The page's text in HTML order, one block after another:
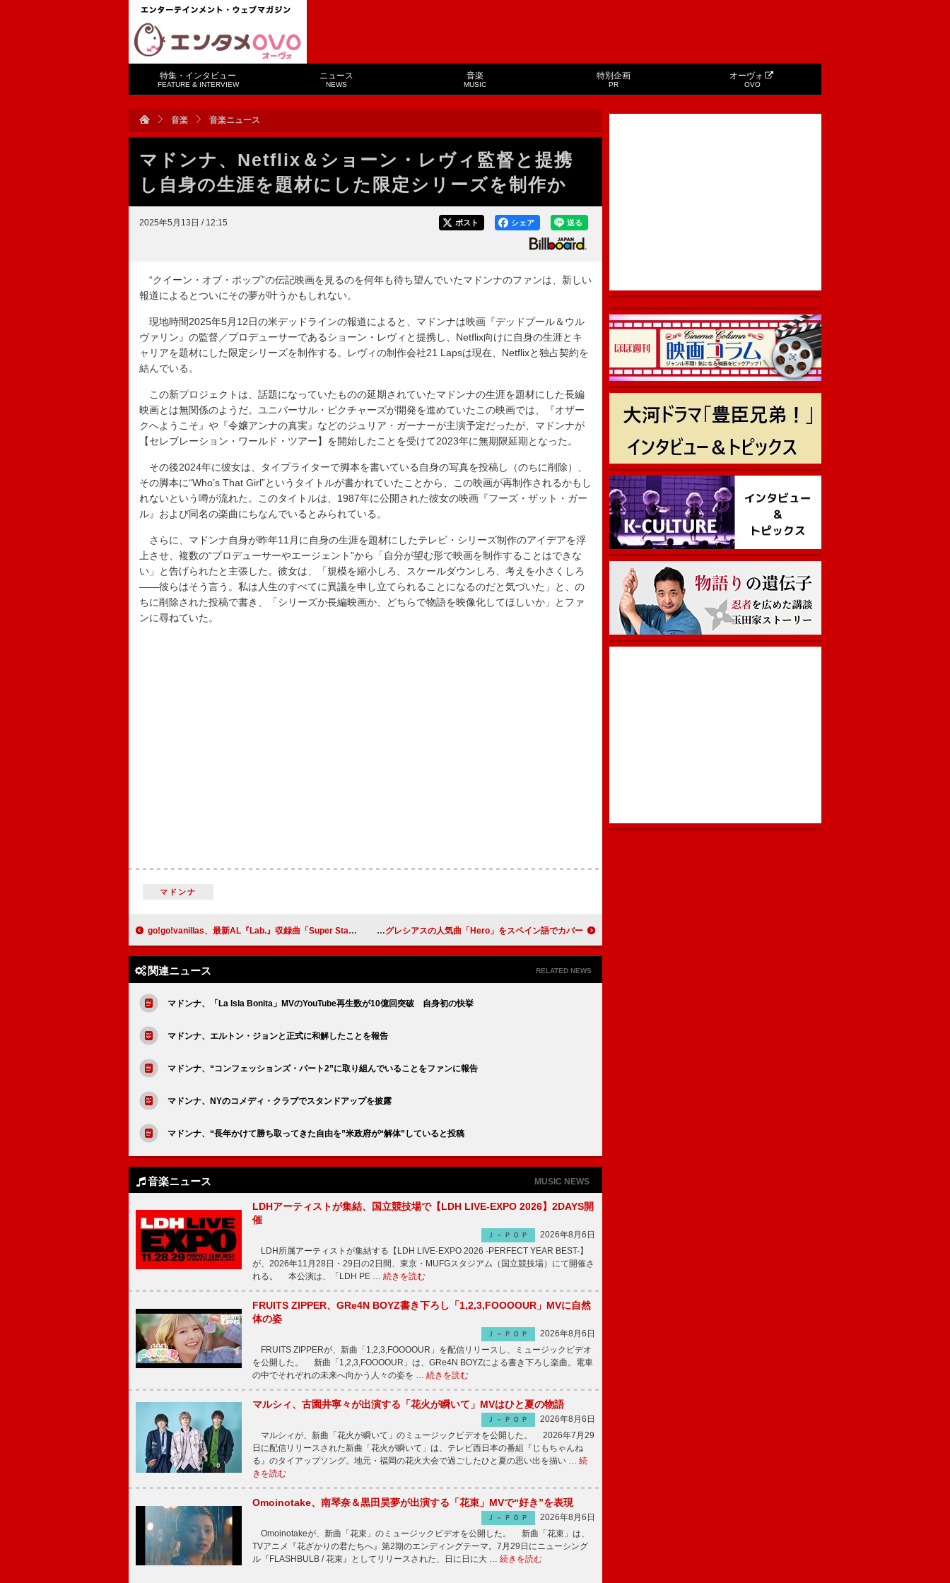
特集・インタビュー
FEATURE & INTERVIEW
ニュース
NEWS
音楽
MUSIC
特別企画
PR
オーヴォ
OVO
音楽 音楽ニュース
マドンナ、Netflix＆ショーン・レヴィ監督と提携
し自身の生涯を題材にした限定シリーズを制作か
2025年5月13日 / 12:15 送る
シェア
ポスト
“クイーン・オブ・ポップ”の伝記映画を見るのを何年も待ち望んでいたマドンナのファンは、新しい
報道によるとついにその夢が叶うかもしれない。
現地時間2025年5月12日の米デッドラインの報道によると、マドンナは映画『デッドプール＆ウル
ヴァリン』の監督／プロデューサーであるショーン・レヴィと提携し、Netflix向けに自身の生涯とキ
ャリアを題材にした限定シリーズを制作する。レヴィの制作会社21 Lapsは現在、Netflixと独占契約を
結んでいる。
この新プロジェクトは、話題になっていたものの延期されていたマドンナの生涯を題材にした長編
映画とは無関係のようだ。ユニバーサル・ピクチャーズが開発を進めていたこの映画では、『オザー
クへようこそ』や『令嬢アンナの真実』などのジュリア・ガーナーが主演予定だったが、マドンナが
【セレブレーション・ワールド・ツアー】を開始したことを受けて2023年に無期限延期となった。
その後2024年に彼女は、タイプライターで脚本を書いている自身の写真を投稿し（のちに削除）、
その脚本に“Who’s That Girl”というタイトルが書かれていたことから、この映画が再制作されるかもし
れないという噂が流れた。このタイトルは、1987年に公開された彼女の映画『フーズ・ザット・ガー
ル』および同名の楽曲にちなんでいるとみられている。
さらに、マドンナ自身が昨年11月に自身の生涯を題材にしたテレビ・シリーズ制作のアイデアを浮
上させ、複数の“プロデューサーやエージェント”から「自分が望む形で映画を制作することはできな
い」と告げられたと主張した。彼女は、「規模を縮小しろ、スケールダウンしろ、考えを小さくしろ
――彼らはそう言う。私は人生のすべてに異議を申し立てられることになるのだと気づいた」と、の
ちに削除された投稿で書き、「シリーズか長編映画か、どちらで物語を映像化してほしいか」とファ
ンに尋ねていた。
マドンナ
go!go!vanillas、最新AL『Lab.』収録曲「Super Star Child」の武道館ライブ映像を公開 デュア・リパ、エンリケ・イグレシアスの人気曲「Hero」をスペイン語でカバー
関連ニュース RELATED NEWS
マドンナ、「La Isla Bonita」MVのYouTube再生数が10億回突破 自身初の快挙
マドンナ、エルトン・ジョンと正式に和解したことを報告
マドンナ、“コンフェッションズ・パート2”に取り組んでいることをファンに報告
マドンナ、NYのコメディ・クラブでスタンドアップを披露
マドンナ、“長年かけて勝ち取ってきた自由を”米政府が“解体”していると投稿
音楽ニュース MUSIC NEWS
LDHアーティストが集結、国立競技場で【LDH LIVE-EXPO 2026】2DAYS開
催
Ｊ－ＰＯＰ
2026年8月6日
LDH所属アーティストが集結する【LDH LIVE-EXPO 2026 -PERFECT YEAR BEST-】
が、2026年11月28日・29日の2日間、東京・MUFGスタジアム（国立競技場）にて開催さ
れる。 本公演は、「LDH PE … 続きを読む
FRUITS ZIPPER、GRe4N BOYZ書き下ろし「1,2,3,FOOOOUR」MVに自然
体の姿
Ｊ－ＰＯＰ
2026年8月6日
FRUITS ZIPPERが、新曲「1,2,3,FOOOOUR」を配信リリースし、ミュージックビデオ
を公開した。 新曲「1,2,3,FOOOOUR」は、GRe4N BOYZによる書き下ろし楽曲。電車
の中でそれぞれの未来へ向かう人々の姿を … 続きを読む
マルシィ、古園井寧々が出演する「花火が瞬いて」MVはひと夏の物語
Ｊ－ＰＯＰ
2026年8月6日
マルシィが、新曲「花火が瞬いて」のミュージックビデオを公開した。 2026年7月29
日に配信リリースされた新曲「花火が瞬いて」は、テレビ西日本の番組『じもちゃんね
る』のタイアップソング。地元・福岡の花火大会で過ごしたひと夏の思い出を描い … 続
きを読む
Omoinotake、南琴奈＆黒田昊夢が出演する「花束」MVで“好き”を表現
Ｊ－ＰＯＰ
2026年8月6日
Omoinotakeが、新曲「花束」のミュージックビデオを公開した。 新曲「花束」は、
TVアニメ『花ざかりの君たちへ』第2期のエンディングテーマ。7月29日にニューシング
ル『FLASHBULB / 花束』としてリリースされた、日に日に大 … 続きを読む